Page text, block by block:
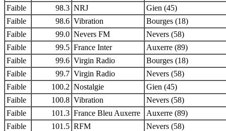
Faible
98.3 NRJ
Gien (45)
Faible
98.6 Vibration
Bourges (18)
Faible
99.0 Nevers FM
Nevers (58)
Faible
99.5 France Inter
Auxerre (89)
Faible
99.6 Virgin Radio
Bourges (18)
Faible
99.7 Virgin Radio
Nevers (58)
Faible
100.2 Nostalgie
Gien (45)
Faible
100.8 Vibration
Nevers (58)
Faible
101.3 France Bleu Auxerre
Auxerre (89)
Faible
101.5 RFM
Nevers (58)